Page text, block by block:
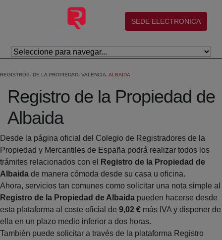
Salta al contingut principal
(abre en nueva ventana)
SEDE ELECTRONICA
REGISTROS DE LA PROPIEDAD VALENCIA ALBAIDA
Registro de la Propiedad de
Albaida
Desde la página oficial del Colegio de Registradores de la
Propiedad y Mercantiles de España podrá realizar todos los
trámites relacionados con el
Registro de la Propiedad de
Albaida de manera cómoda desde su casa u oficina.
Ahora, servicios tan comunes como solicitar una nota simple al
Registro de la Propiedad de Albaida pueden hacerse desde
esta plataforma al coste oficial de 9,02 € más IVA y disponer de
ella en un plazo medio inferior a dos horas.
También puede solicitar a través de la plataforma Registro